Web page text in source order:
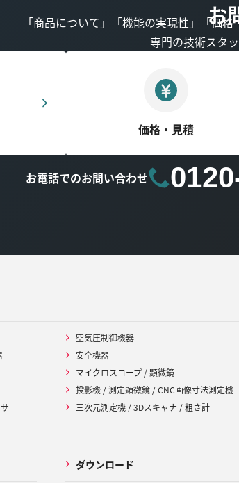
お
「商品について」「機能の実現性」「価
専門の技術スタ
価格・見積
お電話でのお問い合わせ
空気圧制御機器
安全機器
マイクロスコープ / 顕微鏡
投影機 / 測定顕微鏡 / CNC画像寸法測定機
三次元測定機 / 3Dスキャナ / 粗さ計
ダウンロード